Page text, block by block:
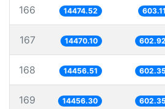
166 14474.52 603.11
167 14470.10 602.92
168 14456.51 602.35
169 14456.30 602.35